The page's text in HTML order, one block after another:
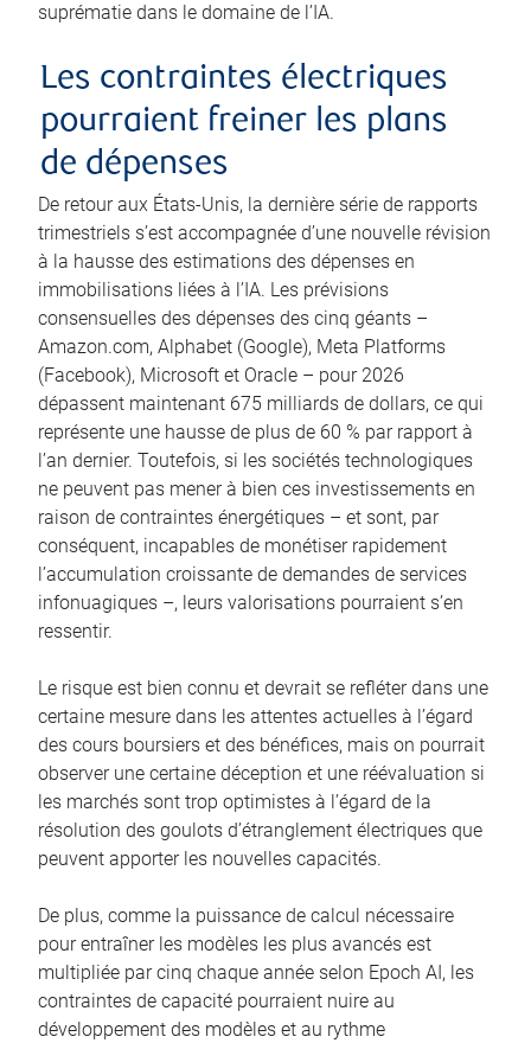
suprématie dans le domaine de l’IA.
Les contraintes électriques
pourraient freiner les plans
de dépenses
De retour aux États-Unis, la dernière série de rapports
trimestriels s’est accompagnée d’une nouvelle révision
à la hausse des estimations des dépenses en
immobilisations liées à l’IA. Les prévisions
consensuelles des dépenses des cinq géants –
Amazon.com, Alphabet (Google), Meta Platforms
(Facebook), Microsoft et Oracle – pour 2026
dépassent maintenant 675 milliards de dollars, ce qui
représente une hausse de plus de 60 % par rapport à
l’an dernier. Toutefois, si les sociétés technologiques
ne peuvent pas mener à bien ces investissements en
raison de contraintes énergétiques – et sont, par
conséquent, incapables de monétiser rapidement
l’accumulation croissante de demandes de services
infonuagiques –, leurs valorisations pourraient s’en
ressentir.
Le risque est bien connu et devrait se refléter dans une
certaine mesure dans les attentes actuelles à l’égard
des cours boursiers et des bénéfices, mais on pourrait
observer une certaine déception et une réévaluation si
les marchés sont trop optimistes à l’égard de la
résolution des goulots d’étranglement électriques que
peuvent apporter les nouvelles capacités.
De plus, comme la puissance de calcul nécessaire
pour entraîner les modèles les plus avancés est
multipliée par cinq chaque année selon Epoch AI, les
contraintes de capacité pourraient nuire au
développement des modèles et au rythme